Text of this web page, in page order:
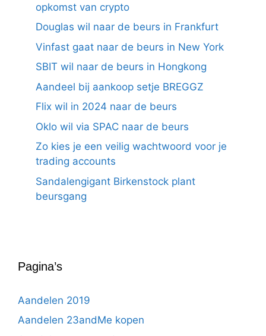
opkomst van crypto
Douglas wil naar de beurs in Frankfurt
Vinfast gaat naar de beurs in New York
SBIT wil naar de beurs in Hongkong
Aandeel bij aankoop setje BREGGZ
Flix wil in 2024 naar de beurs
Oklo wil via SPAC naar de beurs
Zo kies je een veilig wachtwoord voor je
trading accounts
Sandalengigant Birkenstock plant
beursgang
Pagina’s
Aandelen 2019
Aandelen 23andMe kopen